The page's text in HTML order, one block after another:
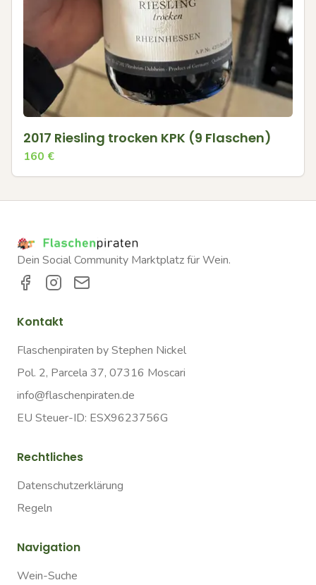
2017 Riesling trocken KPK (9 Flaschen)
160 €
Dein Social Community Marktplatz für Wein.
Kontakt
Flaschenpiraten by Stephen Nickel
Pol. 2, Parcela 37, 07316 Moscari
info@flaschenpiraten.de
EU Steuer-ID: ESX9623756G
Rechtliches
Datenschutzerklärung
Regeln
Navigation
Wein-Suche